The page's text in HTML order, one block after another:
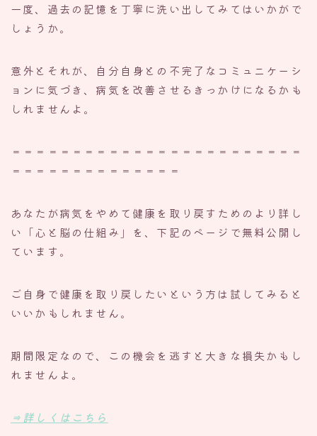
一度、過去の記憶を丁寧に洗い出してみてはいかがで
しょうか。
意外とそれが、自分自身との不完了なコミュニケーシ
ョンに気づき、病気を改善させるきっかけになるかも
しれませんよ。
＝＝＝＝＝＝＝＝＝＝＝＝＝＝＝＝＝＝＝＝＝＝＝＝
＝＝＝＝＝＝＝＝＝＝＝＝＝＝
あなたが病気をやめて健康を取り戻すためのより詳し
い「心と脳の仕組み」を、下記のページで無料公開し
ています。
ご自身で健康を取り戻したいという方は試してみると
いいかもしれません。
期間限定なので、この機会を逃すと大きな損失かもし
れませんよ。
⇒詳しくはこちら